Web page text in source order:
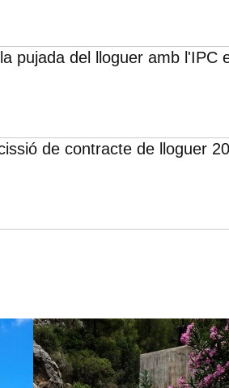
pujada del lloguer amb l'IPC
de contracte de lloguer